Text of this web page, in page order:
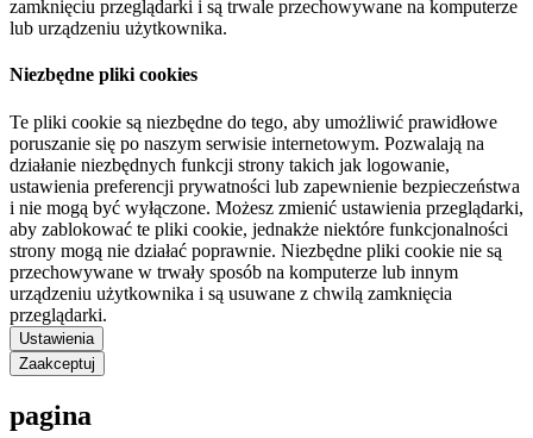
zamknięciu przeglądarki i są trwale przechowywane na komputerze
lub urządzeniu użytkownika.
Niezbędne pliki cookies
Te pliki cookie są niezbędne do tego, aby umożliwić prawidłowe
poruszanie się po naszym serwisie internetowym. Pozwalają na
działanie niezbędnych funkcji strony takich jak logowanie,
ustawienia preferencji prywatności lub zapewnienie bezpieczeństwa
i nie mogą być wyłączone. Możesz zmienić ustawienia przeglądarki,
aby zablokować te pliki cookie, jednakże niektóre funkcjonalności
strony mogą nie działać poprawnie. Niezbędne pliki cookie nie są
przechowywane w trwały sposób na komputerze lub innym
urządzeniu użytkownika i są usuwane z chwilą zamknięcia
przeglądarki.
Ustawienia
Zaakceptuj
pagina